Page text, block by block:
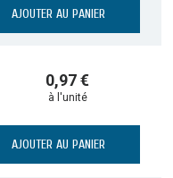
AJOUTER AU PANIER
0,97 €
à l'unité
AJOUTER AU PANIER